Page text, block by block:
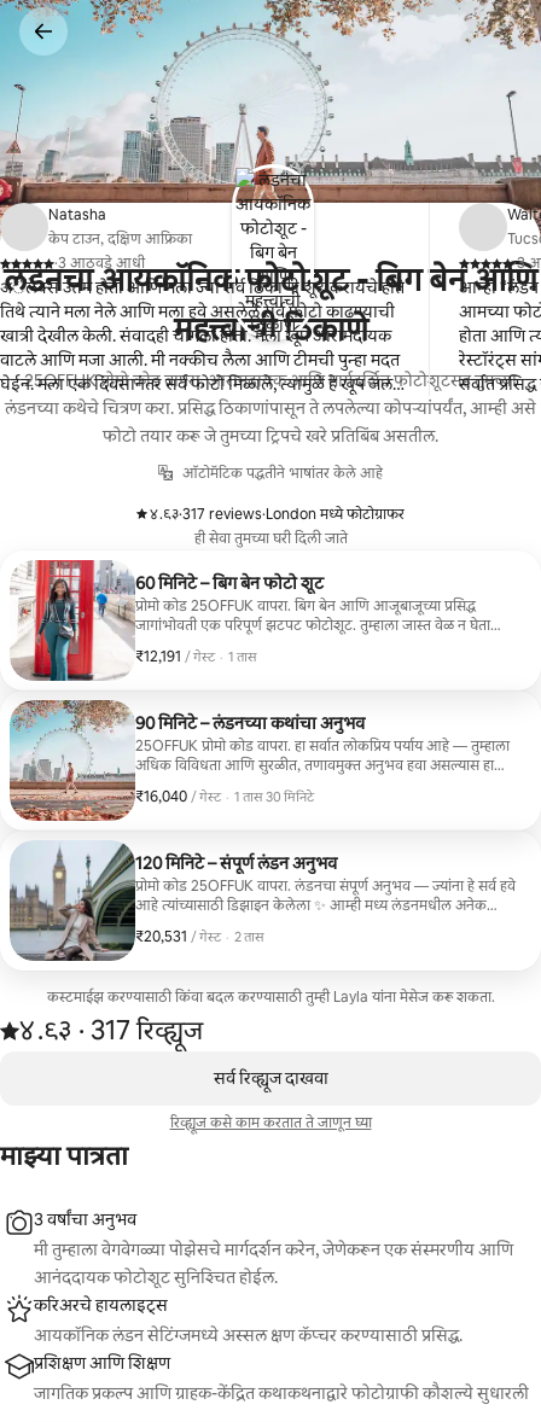
कंटेंटवर
लंडनचा आयकॉनिक फोटोशूट - बिग बेन आणि
महत्त्वाची ठिकाणे
25OFFUK प्रोमो कोड वापरा. आरामदायक आणि मार्गदर्शित फोटोशूटसह तुमच्या
लंडनच्या कथेचे चित्रण करा. प्रसिद्ध ठिकाणांपासून ते लपलेल्या कोपऱ्यांपर्यंत, आम्ही असे
फोटो तयार करू जे तुमच्या ट्रिपचे खरे प्रतिबिंब असतील.
ऑटोमॅटिक पद्धतीने भाषांतर केले आहे
४.९३
,
·317 reviews
,
·London मध्ये फोटोग्राफर
ही सेवा तुमच्या घरी दिली जाते
60 मिनिटे – बिग बेन फोटो शूट
प्रोमो कोड 25OFFUK वापरा. बिग बेन आणि आजूबाजूच्या प्रसिद्ध
जागांभोवती एक परिपूर्ण झटपट फोटोशूट. तुम्हाला जास्त वेळ न घेता
सेशन हवे असल्यास हे आदर्श आहे. समाविष्ट * 60-मिनिटांचा फोटोशूट *
₹12,191 / गेस्ट
₹12,191 प्रति गेस्ट
, · 1 तास
90 मिनिटे – लंडनच्या कथांचा अनुभव
25OFFUK प्रोमो कोड वापरा. हा सर्वात लोकप्रिय पर्याय आहे — तुम्हाला
अधिक विविधता आणि सुरळीत, तणावमुक्त अनुभव हवा असल्यास हा
करू, प्रसिद्ध लँडमार्क्स आणि लपलेल्या कोपऱ्यांचे मिश्रण कॅप्चर करू,
रिझोल्यूशन फोटोंची निवडक गॅलरी * एक पोशाख बदल समाविष्ट * 72
तासांच्या आत डिलिव्हरी विनंती केल्यास मूळ प्रतिमा उपलब्ध.
₹16,040 / गेस्ट
₹16,040 प्रति गेस्ट
, · 1 तास 30 मिनिटे
120 मिनिटे – संपूर्ण लंडन अनुभव
प्रोमो कोड 25OFFUK वापरा. लंडनचा संपूर्ण अनुभव — ज्यांना हे सर्व हवे
आहे त्यांच्यासाठी डिझाइन केलेला ✨ आम्ही मध्य लंडनमधील अनेक
सांगणारे अनेक प्रकारचे आणि वैविध्यपूर्ण फोटो तयार करू. समाविष्ट *
लोकेशन्स आणि शॉट्स विनंती केल्यास मूळ इमेजेस उपलब्ध आहेत. अर्ली
बर्ड: 2 आठवडे आधी बुक करा आणि 20% सवलत मिळवा.
₹20,531 / गेस्ट
₹20,531 प्रति गेस्ट
, · 2 तास
कस्टमाईझ करण्यासाठी किंवा बदल करण्यासाठी तुम्ही Layla यांना मेसेज करू शकता.
317 रिव्ह्यूजमधून 5 पैकी ४.९३ स्टार्स रेटिंग आहे
४.९३
,
· 317 रिव्ह्यूज
Natasha
केप टाउन, दक्षिण आफ्रिका
,
·3 आठवडे आधी
अॅलेक्स उत्तम होता आणि मला ज्या सर्व ठिकाणी शूट करायचे होते
तिथे त्याने मला नेले आणि मला हवे असलेले सर्व फोटो काढण्याची
खात्री देखील केली. संवादही चांगला होता. मला खूप आरामदायक
वाटले आणि मजा आली. मी नक्कीच लैला आणि टीमची पुन्हा मदत
घेईन. मला एक दिवसानंतर सर्व फोटो मिळाले, त्यामुळे हे खूप जलद
झाले. खूप खूप धन्यवाद!
,
·3
आम्ही “लंडन
आमच्या
होता आणि
रेस्टॉरंट्स
सर्वात
सर्व रिव्ह्यूज दाखवा
रिव्ह्यूज कसे काम करतात ते जाणून घ्या
माझ्या पात्रता
3 वर्षांचा अनुभव
मी तुम्हाला वेगवेगळ्या पोझेसचे मार्गदर्शन करेन, जेणेकरून एक संस्मरणीय आणि
आनंददायक फोटोशूट सुनिश्चित होईल.
करिअरचे हायलाइट्स
आयकॉनिक लंडन सेटिंग्जमध्ये अस्सल क्षण कॅप्चर करण्यासाठी प्रसिद्ध.
प्रशिक्षण आणि शिक्षण
जागतिक प्रकल्प आणि ग्राहक-केंद्रित कथाकथनाद्वारे फोटोग्राफी कौशल्ये सुधारली